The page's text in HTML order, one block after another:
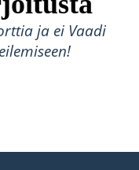
ja ei Vaadi